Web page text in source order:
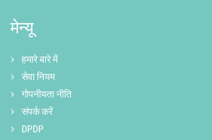
मेन्यू
हमारे बारे में
सेवा नियम
गोपनीयता नीति
संपर्क करें
DPDP